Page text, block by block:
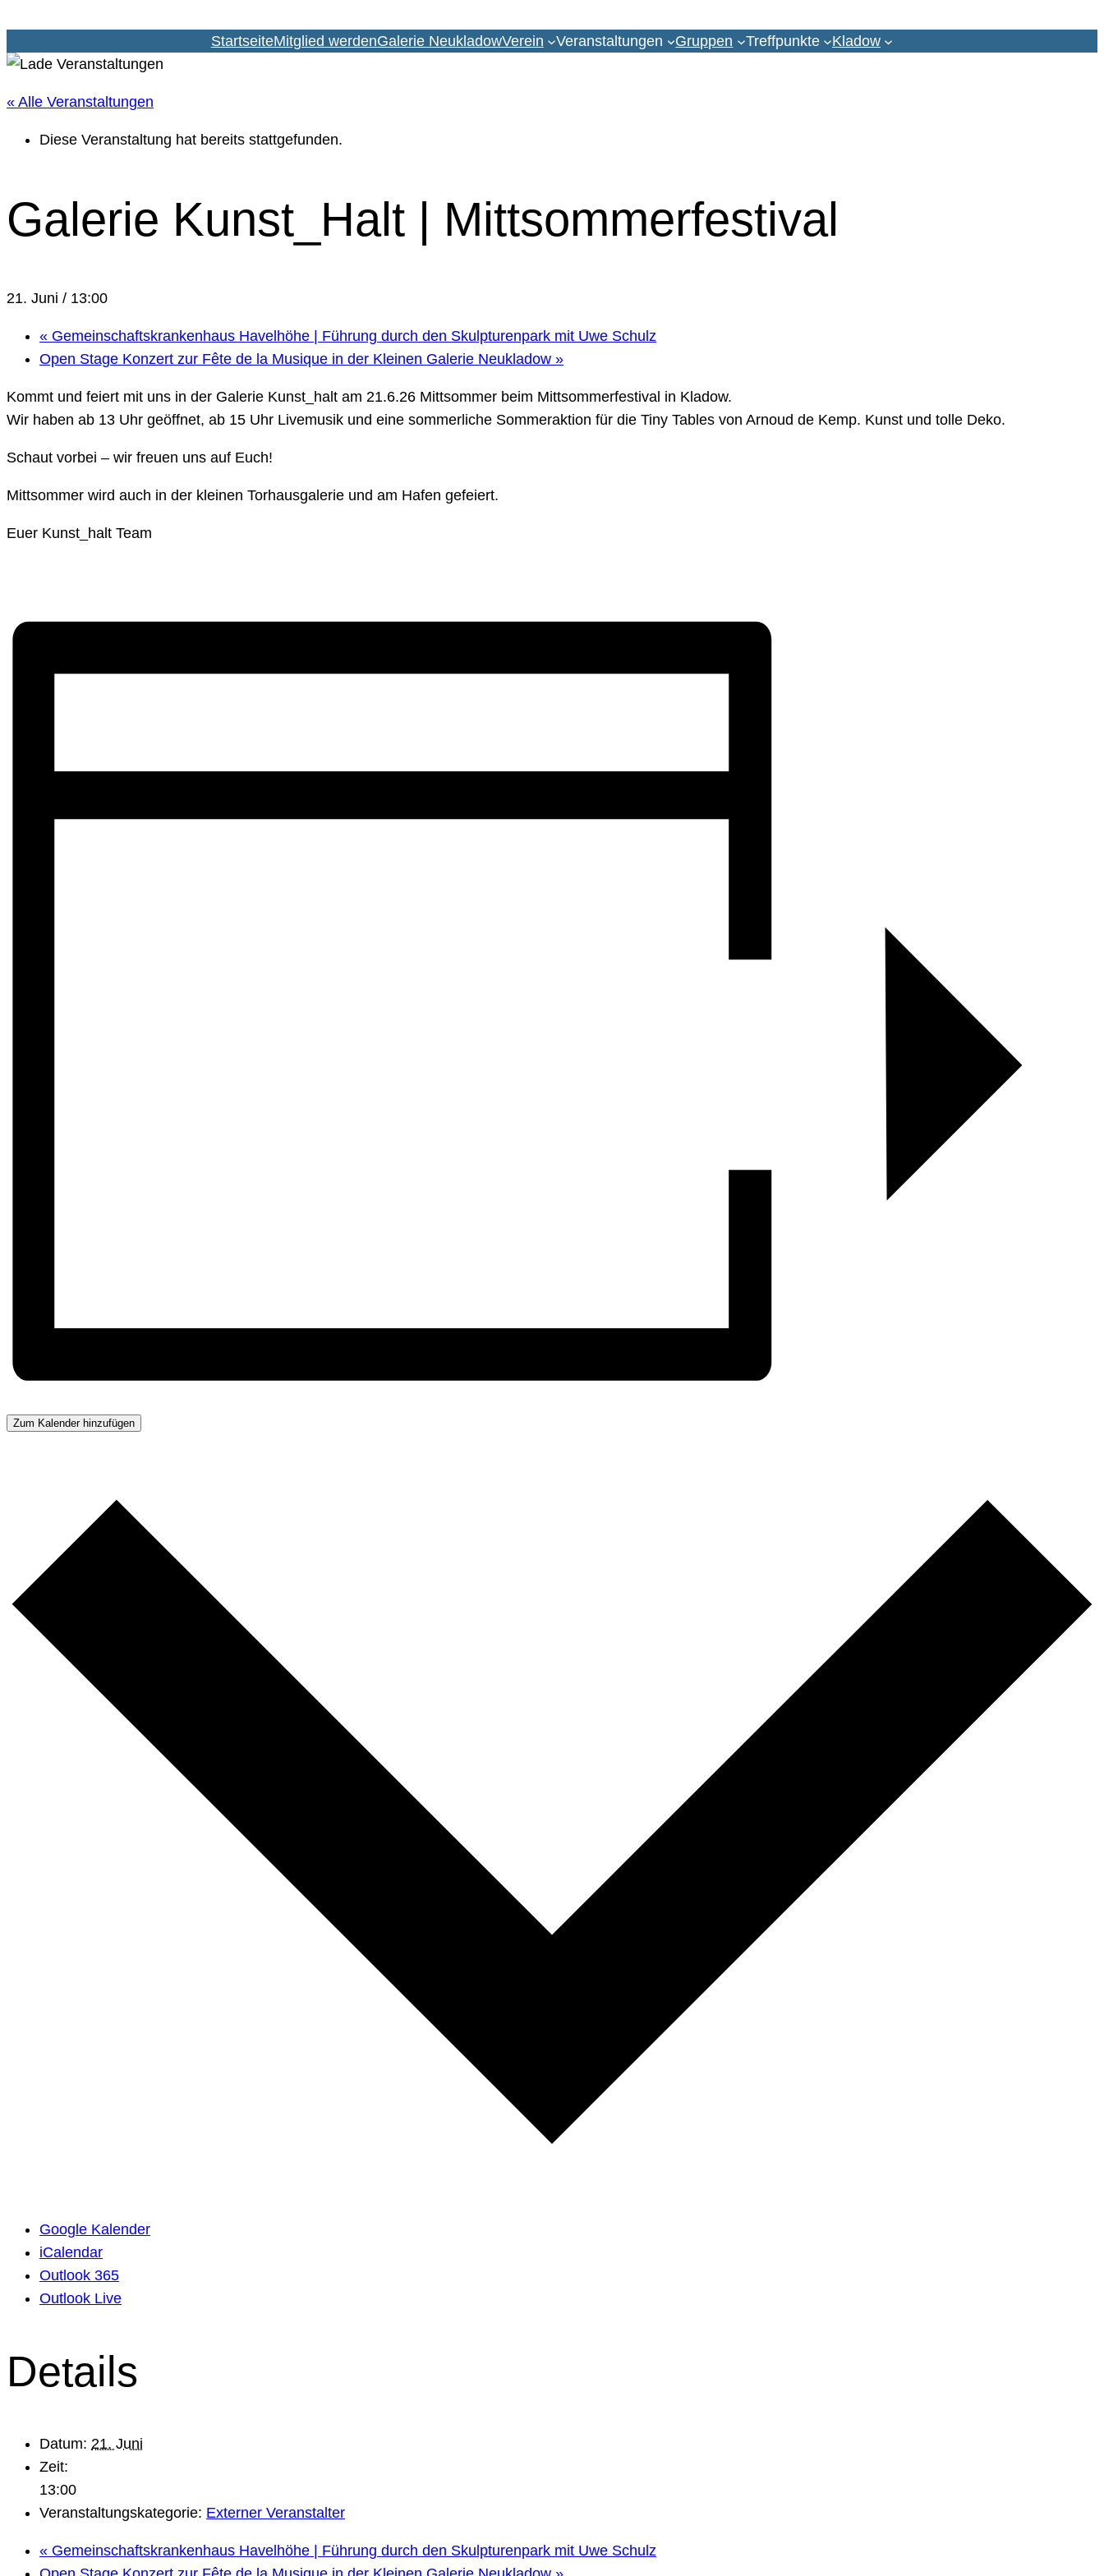
StartseiteMitglied werdenGalerie NeukladowVerein Veranstaltungen Gruppen Treffpunkte Kladow
« Alle Veranstaltungen
Diese Veranstaltung hat bereits stattgefunden.
Galerie Kunst_Halt | Mittsommerfestival
21. Juni / 13:00
« Gemeinschaftskrankenhaus Havelhöhe | Führung durch den Skulpturenpark mit Uwe Schulz
Open Stage Konzert zur Fête de la Musique in der Kleinen Galerie Neukladow »
Kommt und feiert mit uns in der Galerie Kunst_halt am 21.6.26 Mittsommer beim Mittsommerfestival in Kladow.
Wir haben ab 13 Uhr geöffnet, ab 15 Uhr Livemusik und eine sommerliche Sommeraktion für die Tiny Tables von Arnoud de Kemp. Kunst und tolle Deko.
Schaut vorbei – wir freuen uns auf Euch!
Mittsommer wird auch in der kleinen Torhausgalerie und am Hafen gefeiert.
Euer Kunst_halt Team
Zum Kalender hinzufügen
Google Kalender
iCalendar
Outlook 365
Outlook Live
Details
Datum: 21. Juni
Zeit:
13:00
Veranstaltungskategorie: Externer Veranstalter
« Gemeinschaftskrankenhaus Havelhöhe | Führung durch den Skulpturenpark mit Uwe Schulz